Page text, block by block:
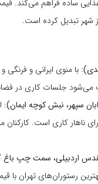
ساده فراهم می‌کند.
شهر تبدیل کرده است.
: با منوی ایرانی و فرنگی
جلسات کاری در
سپهر، نبش کوچه ایمان):
ناهار کاری است. کارکنان
مقدس اردبیلی، سمت چپ باغ
رستوران‌های تهران